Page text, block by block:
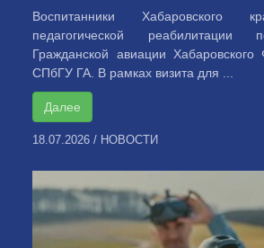
Воспитанники Хабаровского
педагогической реабилитации
Гражданской авиации
СПбГУ ГА. В рамках визита для ...
Далее
18.07.2026 / НОВОСТИ